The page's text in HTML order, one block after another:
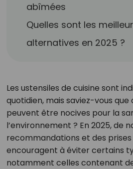
abîmées
Quelles sont les
alternatives en 2025 ?
Les ustensiles de cuisine sont
quotidien, mais saviez-vous
peuvent être nocives pour la
l’environnement ? En 2025, de
recommandations et des
encouragent à éviter certains
notamment celles contenant